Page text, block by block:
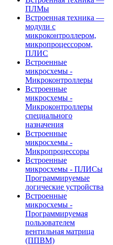
ПЛМы
Встроенная техника —
модули с
микроконтроллером,
микропроцессором,
ПЛИС
Встроенные
микросхемы -
Микроконтроллеры
Встроенные
микросхемы -
Микроконтроллеры
специального
назначения
Встроенные
микросхемы -
Микропроцессоры
Встроенные
микросхемы - ПЛИСы
Программируемые
логические устройства
Встроенные
микросхемы -
Программируемая
пользователем
вентильная матрица
(ППВМ)